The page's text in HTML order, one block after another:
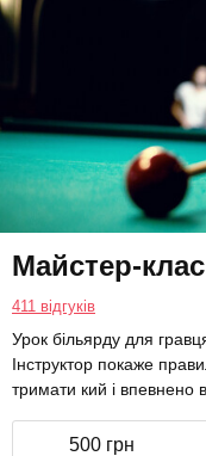
Майстер-
411 відгуків
Урок більярду для
Інструктор покаже
тримати кий і впевнено
500 грн